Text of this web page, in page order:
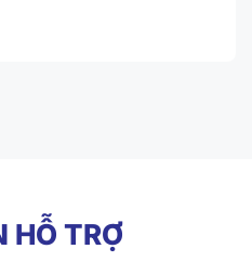
HỖ TRỢ